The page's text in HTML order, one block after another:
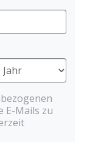
E-Mails zu